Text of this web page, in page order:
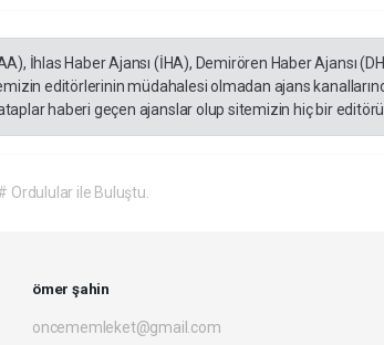
İhlas Haber Ajansı (İHA), Demirören Haber Ajansı
editörlerinin müdahalesi olmadan ajans
haberi geçen ajanslar olup sitemizin hiç bir
Ordulular ile Buluştu.
ömer şahin
oncememleket@gmail.com